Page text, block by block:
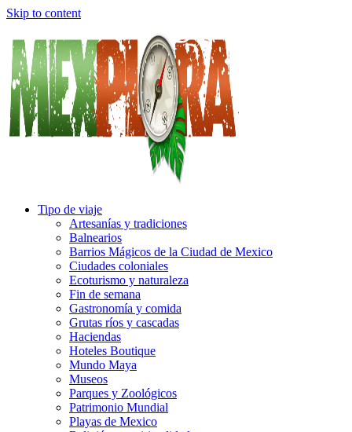
Skip to content
Tipo de viaje
Artesanías y tradiciones
Balnearios
Barrios Mágicos de la Ciudad de Mexico
Ciudades coloniales
Ecoturismo y naturaleza
Fin de semana
Gastronomía y comida
Grutas ríos y cascadas
Haciendas
Hoteles Boutique
Mundo Maya
Museos
Parques y Zoológicos
Patrimonio Mundial
Playas de Mexico